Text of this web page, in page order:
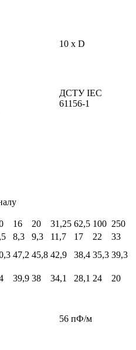
10 х D
ДСТУ IEC
61156-1
16 20 31,25 62,5 100 250
8,3 9,3 11,7 17 22
33
47,2 45,8 42,9 38,4 35,3 39,3
39,9 38 34,1 28,1 24 20
56 пФ/м